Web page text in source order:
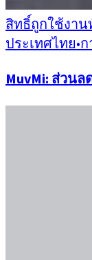
สิทธิ์ถูกใช้งา
ประเทศไทย•ก
MuvMi: ส่วน